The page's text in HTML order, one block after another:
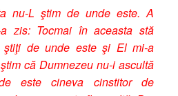
nu-L ştim de unde este. A
zis: Tocmai în aceasta stă
de unde este şi El mi-a
că Dumnezeu nu-i ascultă
este cineva cinstitor de